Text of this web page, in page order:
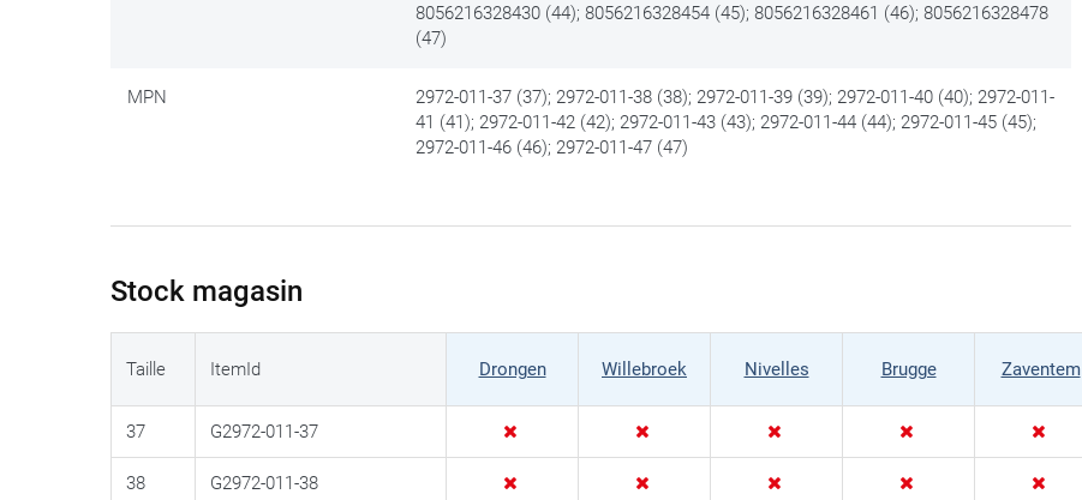
8056216328430 (44); 8056216328454 (45); 8056216328461 (46); 8056216328478
(47)
MPN
2972-011-37 (37); 2972-011-38 (38); 2972-011-39 (39); 2972-011-40 (40); 2972-011-
41 (41); 2972-011-42 (42); 2972-011-43 (43); 2972-011-44 (44); 2972-011-45 (45);
2972-011-46 (46); 2972-011-47 (47)
Stock magasin
Taille ItemId Drongen Willebroek Nivelles Brugge Zaventem
37 G2972-011-37
38 G2972-011-38